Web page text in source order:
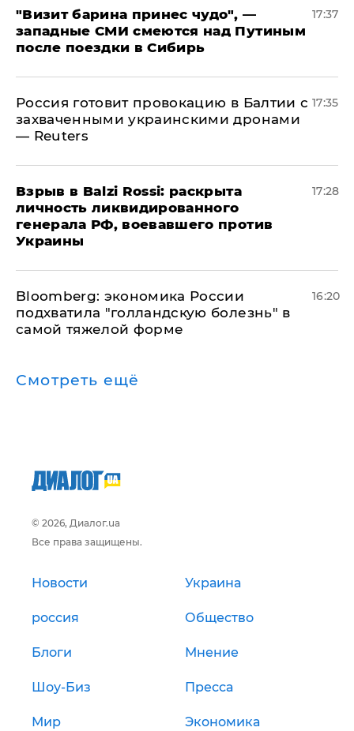
"Визит барина принес чудо", —
западные СМИ смеются над Путиным
после поездки в Сибирь
17:37
​Россия готовит провокацию в Балтии с
захваченными украинскими дронами
— Reuters
17:35
​Взрыв в Balzi Rossi: раскрыта
личность ликвидированного
генерала РФ, воевавшего против
Украины
17:28
Bloomberg: экономика России
подхватила "голландскую болезнь" в
самой тяжелой форме
16:20
Смотреть ещё
© 2026, Диалог.ua
Все права защищены.
Новости Украина
россия Общество
Блоги Мнение
Шоу-Биз Пресса
Мир Экономика